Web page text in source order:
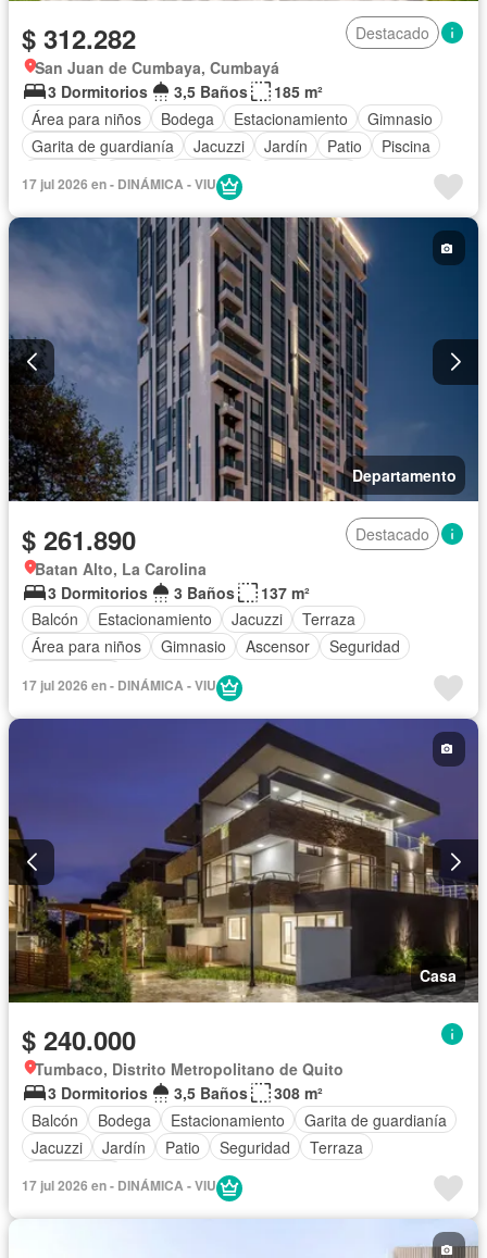
$ 312.282
Destacado
San Juan de Cumbaya, Cumbayá
3 Dormitorios
3,5 Baños
185 m²
Área para niños
Bodega Estacionamiento
Gimnasio
Garita de guardianía
Jacuzzi Jardín Patio
Piscina
Sauna Seguridad
17 jul 2026 en - DINÁMICA - VIU
Departamento
$ 261.890
Destacado
Batan Alto, La Carolina
3 Dormitorios
3 Baños
137 m²
Balcón
Estacionamiento Jacuzzi
Terraza
Área para niños
Gimnasio Ascensor
Seguridad
17 jul 2026 en - DINÁMICA - VIU
Casa
$ 240.000
Tumbaco, Distrito Metropolitano de Quito
3 Dormitorios
3,5 Baños
308 m²
Balcón
Bodega Estacionamiento
Garita de guardianía
Jacuzzi
Jardín Patio Seguridad
Terraza
17 jul 2026 en - DINÁMICA - VIU